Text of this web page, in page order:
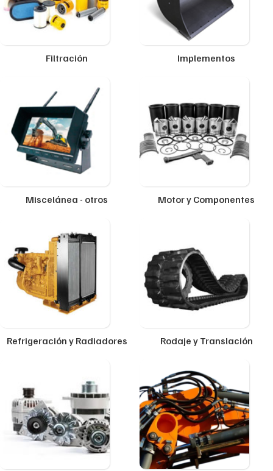
Filtración Implementos
Miscelánea - otros Motor y Componentes
Refrigeración y Radiadores Rodaje y Translación